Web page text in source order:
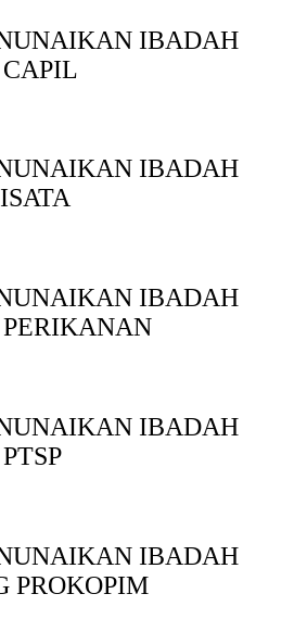
IBADAH
IBADAH
IBADAH
IBADAH
IBADAH
PROKOPIM